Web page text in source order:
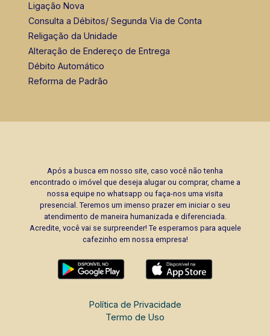
(16) 99137-0754
Corretor(a) Online
Ligação Nova
Consulta a Débitos/ Segunda Via de Conta
Religação da Unidade
Alteração de Endereço de Entrega
Débito Automático
Reforma de Padrão
Após a busca em nosso site, caso você não tenha
encontrado o imóvel que deseja alugar ou comprar, chame a
nossa equipe no whatsapp ou faça-nos uma visita
presencial. Teremos um imenso prazer em iniciar o seu
atendimento de maneira humanizada e diferenciada.
Acredite, você vai se surpreender! Te esperamos para aquele
cafezinho em nossa empresa!
Política de Privacidade
Termo de Uso